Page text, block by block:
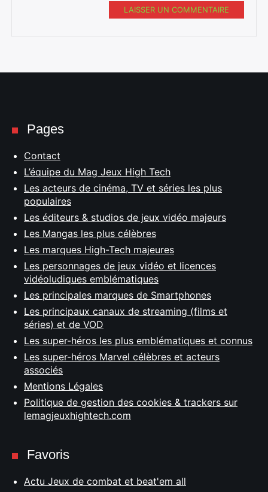
LAISSER UN COMMENTAIRE
Pages
Contact
L’équipe du Mag Jeux High Tech
Les acteurs de cinéma, TV et séries les plus
populaires
Les éditeurs & studios de jeux vidéo majeurs
Les Mangas les plus célèbres
Les marques High-Tech majeures
Les personnages de jeux vidéo et licences
vidéoludiques emblématiques
Les principales marques de Smartphones
Les principaux canaux de streaming (films et
séries) et de VOD
Les super-héros les plus emblématiques et connus
Les super-héros Marvel célèbres et acteurs
associés
Mentions Légales
Politique de gestion des cookies & trackers sur
lemagjeuxhightech.com
Favoris
Actu Jeux de combat et beat'em all